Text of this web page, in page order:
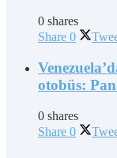
0 shares
Share 0
otobüs:
0 shares
Share 0